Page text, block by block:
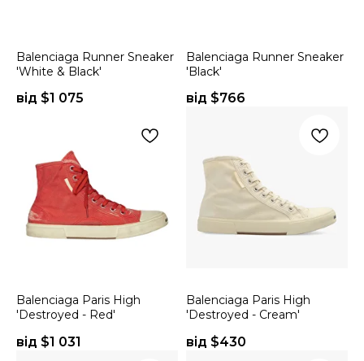
Balenciaga Runner Sneaker
'White & Black'
від $1 075
Balenciaga Runner Sneaker
'Black'
від $766
Balenciaga Paris High
'Destroyed - Red'
від $1 031
Balenciaga Paris High
'Destroyed - Cream'
від $430